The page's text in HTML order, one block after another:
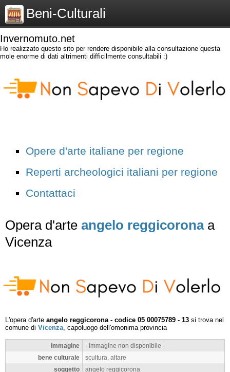
Beni-Culturali
Invernomuto.net
Ho realizzato questo sito per rendere disponibile alla consultazione questa
mole enorme di dati altrimenti difficilmente consultabili :)
Opere d'arte italiane per regione
Reperti archeologici italiani per regione
Contattaci
Opera d'arte angelo reggicoronaa
Vicenza
L'opera d'arte angelo reggicorona - codice 05 00075789 - 13 si trova nel
comune di Vicenza, capoluogo dell'omonima provincia
immagine
- immagine non disponibile -
bene culturale
scultura, altare
soggetto
angelo reggicorona